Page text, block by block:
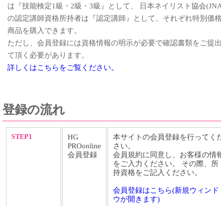
は『技能検定1級・2級・3級』として、 日本ネイリスト協会
の認定講師資格所持者は『認定講師』として、それぞれ特別価
商品を購入できます。
ただし、会員登録には資格情報の明示が必要で確認書類をご提
て頂く必要があります。
詳しくはこちらをご覧ください。
登録の流れ
STEP1
HG
PROonline
会員登録
本サイトの会員登録を行ってく
さい。
会員規約に同意し、お客様の情
をご入力ください。 その際、所
持資格をご記入ください。
会員登録はこちら(新規ウィンド
ウが開きます)